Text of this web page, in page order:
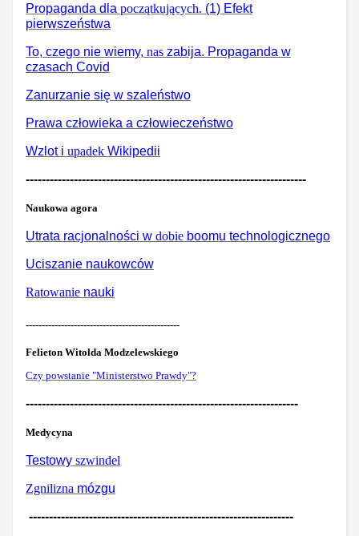
Propaganda dla początkujących. (1) Efekt
pierwszeństwa
To, czego nie wiemy, nas zabija. Propaganda w
czasach Covid
Zanurzanie się w szaleństwo
Prawa człowieka a człowieczeństwo
Wzlot i upadek Wikipedii
----------------------------------------------------------------------
Naukowa agora
Utrata racjonalności w dobie boomu technologicznego
Uciszanie naukowców
Ratowanie nauki
------------------------------------------------
Felieton Witolda Modzelewskiego
Czy powstanie "Ministerstwo Prawdy"?
--------------------------------------------------------------------
Medycyna
Testowy szwindel
Zgnilizna mózgu
------------------------------------------------------------------